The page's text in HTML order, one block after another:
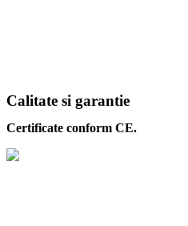
Calitate si garantie
Certificate conform CE.